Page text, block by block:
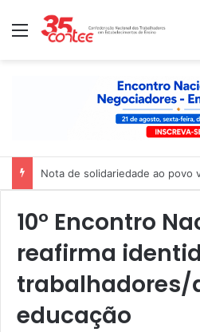
Menu
Nota de solidariedade ao povo
10° Encontro
reafirma
trabalhadores/
educação